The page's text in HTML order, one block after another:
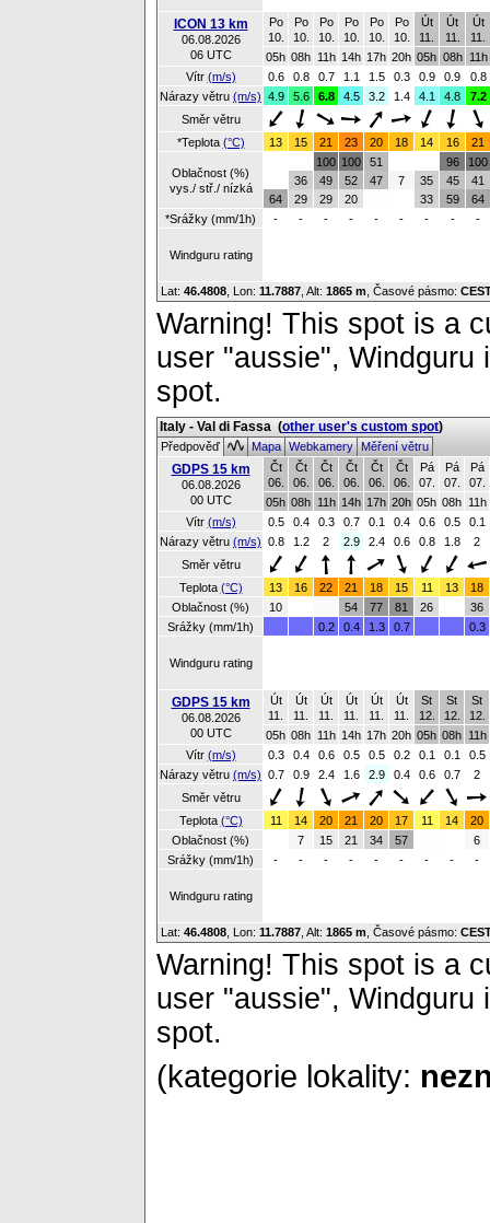
ICON 13 km
06.08.2026
06 UTC
Po
10.
Po
10.
Po
10.
Po
10.
Po
10.
Po
10.
Út
11.
Út
11.
Út
11.
05h 08h 11h 14h 17h 20h 05h 08h
11h
Vítr (m/s) 0.6 0.8 0.7 1.1 1.5 0.3 0.9 0.9
0.8
Nárazy větru (m/s) 4.9 5.6 6.8 4.5 3.2 1.4 4.1 4.8
7.2
Směr větru
*Teplota (°C) 13 15 21 23 20 18 14 16 21
Oblačnost (%)
vys./ stř./ nízká
64
36
29
100
49
29
100
52
20
51
47
7
35
33
96
45
59
100
41
64
*Srážky (mm/1h)
- - - - - - - - -
Windguru rating
Lat: 46.4808 , Lon: 11.7887 Alt: 1865 m , Časové pásmo:
Warning! This spot is a
user "aussie",
spot.
Italy - Val di Fassa (other user's custom spot)
Předpověď MapaWebkameryMěření větru
GDPS 15 km
06.08.2026
00 UTC
Čt
06.
Čt
06.
Čt
06.
Čt
06.
Čt
06.
Čt
06.
Pá
07.
Pá
07.
Pá
07.
05h 08h 11h 14h 17h 20h 05h 08h 11h
Vítr (m/s) 0.5 0.4 0.3 0.7 0.1 0.4 0.6 0.5
0.1
Nárazy větru (m/s) 0.8 1.2 2 2.9 2.4 0.6 0.8 1.8
2
Směr větru
Teplota (°C) 13 16 22 21 18 15 11 13
18
Oblačnost (%)
10 54 77 81 26
36
Srážky (mm/1h)
0.2 0.4 1.3 0.7 0.3
Windguru rating
GDPS 15 km
06.08.2026
00 UTC
Út
11.
Út
11.
Út
11.
Út
11.
Út
11.
Út
11.
St
12.
St
12.
St
12.
05h 08h 11h 14h 17h 20h 05h 08h 11h
Vítr (m/s) 0.3 0.4 0.6 0.5 0.5 0.2 0.1 0.1
0.5
Nárazy větru (m/s) 0.7 0.9 2.4 1.6 2.9 0.4 0.6 0.7
2
Směr větru
Teplota (°C) 11 14 20 21 20 17 11 14
20
Oblačnost (%)
7 15 21 34 57
6
Srážky (mm/1h)
- - - - - - - - -
Windguru rating
Lat: 46.4808 , Lon: 11.7887 Alt: 1865 m , Časové pásmo:
Warning! This spot is a
user "aussie",
spot.
(kategorie lokality: